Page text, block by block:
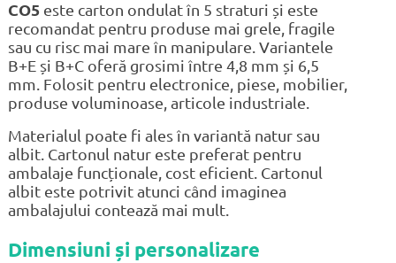
CO5 este carton ondulat în 5 straturi și este
recomandat pentru produse mai grele, fragile
sau cu risc mai mare în manipulare. Variantele
B+E și B+C oferă grosimi între 4,8 mm și 6,5
mm. Folosit pentru electronice, piese, mobilier,
produse voluminoase, articole industriale.
Materialul poate fi ales în variantă natur sau
albit. Cartonul natur este preferat pentru
ambalaje funcționale, cost eficient. Cartonul
albit este potrivit atunci când imaginea
ambalajului contează mai mult.
Dimensiuni și personalizare